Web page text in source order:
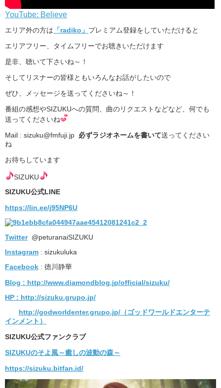
YouTube: Believe
エリア外の方は 「radiko」 プレミアム登録をしていただけると
エリアフリー、タイムフリーでお聴きいただけます
是非、聴いて下さいね～！
そしてリスナーの皆様ともいろんなお話がしたいので
ぜひ、メッセージを送ってくださいね～！
番組の感想やSIZUKUへの質問、曲のリクエストなどなど、何でも
送ってくださいね
Mail : sizuku@fmfuji.jp 必ずラジオネームを書いて送ってください
ね
お待ちしています
SIZUKU
SIZUKU公式LINE
https://lin.ee/j95NP6U
Twitter@peturanaiSIZUKU
Instagram : sizukuluka
Facebook : 徳川静華
Blog : http://www.diamondblog.jp/official/sizuku/
HP : http://sizuku.grupo.jp/
http://godworldenter.grupo.jp/（ゴッドワールドエンターテ
インメント）
SIZUKU公式ファンクラブ
SIZUKUのそよ風～癒しの波動の森～
https://sizuku.bitfan.id/